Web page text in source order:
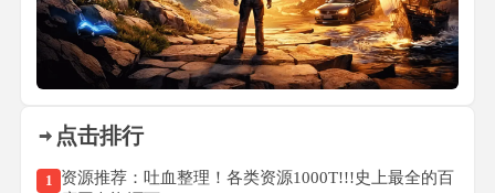
点击排行
1 资源推荐：吐血整理！各类资源1000T!!!史上最全的百